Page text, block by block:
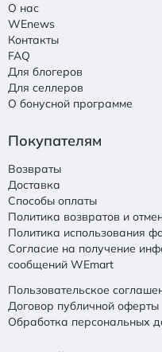
О нас
WEnews
Контакты
FAQ
Для блогеров
Для селлеров
О бонусной программе
Покупателям
Возвраты
Доставка
Способы оплаты
Политика возвратов и
Политика использования
Согласие на получение
сообщений WEmart
Пользовательское
Договор публичной оферты
Обработка персональных